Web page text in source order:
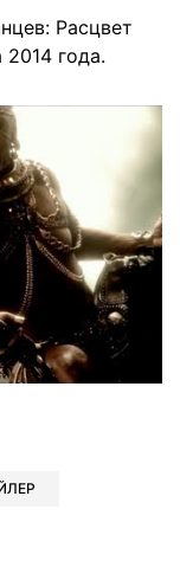
Расцвет
года.
в Whatsapp
в Messenger
в LinkedIn